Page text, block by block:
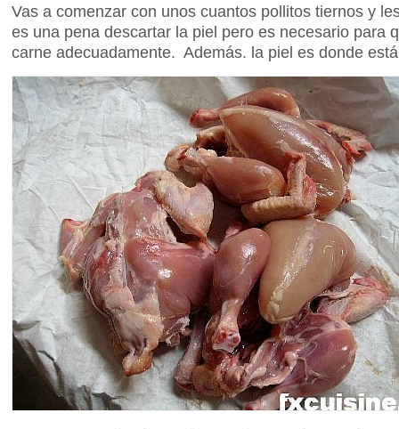
Vas a comenzar con unos cuantos pollitos tiernos y
es una pena descartar la piel pero es necesario para
carne adecuadamente. Además. la piel es donde